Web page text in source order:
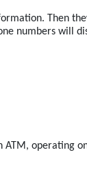
Then
numbers will
ATM, operating